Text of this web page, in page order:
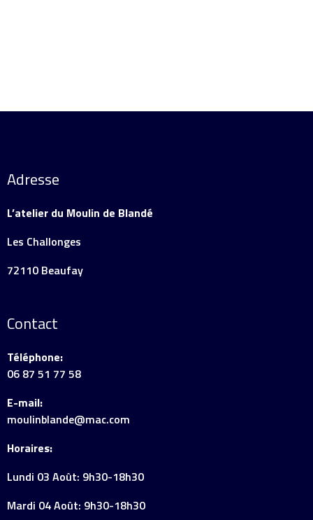
Adresse
L’atelier du Moulin de Blandé
Les Challonges
72110 Beaufay
Contact
Téléphone:
06 87 51 77 58
E-mail:
moulinblande@mac.com
Horaires:
Lundi 03 Août: 9h30-18h30
Mardi 04 Août: 9h30-18h30